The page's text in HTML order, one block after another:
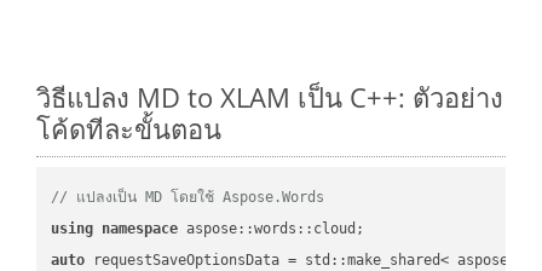
วิธีแปลง MD to XLAM เป็น C++: ตัวอย่าง
โค้ดทีละขั้นตอน
// แปลงเป็น MD โดยใช้ Aspose.Words
using namespace
auto requestSaveOptionsData = std::make_shared<